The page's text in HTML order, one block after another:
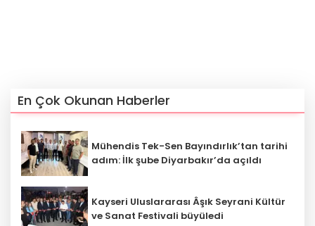
En Çok Okunan Haberler
Mühendis Tek-Sen Bayındırlık’tan tarihi
adım: İlk şube Diyarbakır’da açıldı
Kayseri Uluslararası Âşık Seyrani Kültür
ve Sanat Festivali büyüledi